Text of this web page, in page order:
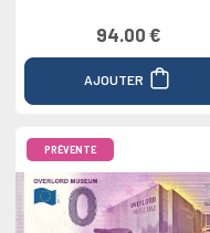
94.00 €
AJOUTER
PRÉVENTE